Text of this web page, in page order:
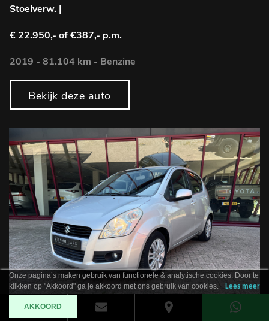
Stoelverw. |
€ 22.950,- of €387,- p.m.
2019 - 81.104 km - Benzine
Bekijk deze auto
Onze pagina’s maken gebruik van functionele & analytische cookies. Door te
klikken op "Akkoord" ga je akkoord met ons gebruik van cookies.
Lees meer
AKKOORD